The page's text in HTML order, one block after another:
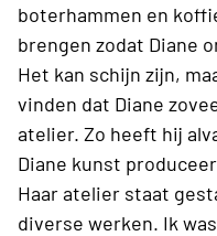
boterhammen en
brengen zodat Diane
Het kan schijn zijn,
vinden dat Diane
atelier. Zo heeft hij
Diane kunst
Haar atelier staat
diverse werken. Ik